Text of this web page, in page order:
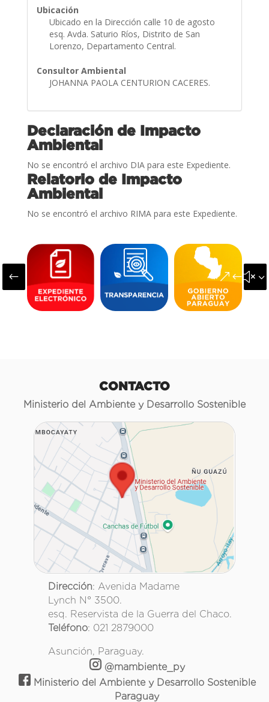
Ubicación
Ubicado en la Dirección calle 10 de agosto
esq. Avda. Saturio Ríos, Distrito de San
Lorenzo, Departamento Central.
Consultor Ambiental
JOHANNA PAOLA CENTURION CACERES.
Declaración de Impacto
Ambiental
No se encontró el archivo DIA para este Expediente.
Relatorio de Impacto
Ambiental
No se encontró el archivo RIMA para este Expediente.
#
CONTACTO
Ministerio del Ambiente y Desarrollo Sostenible
Dirección: Avenida Madame
Lynch N° 3500.
esq. Reservista de la Guerra del Chaco.
Teléfono: 021 2879000
Asunción, Paraguay.
@mambiente_py
Ministerio del Ambiente y Desarrollo Sostenible
Paraguay